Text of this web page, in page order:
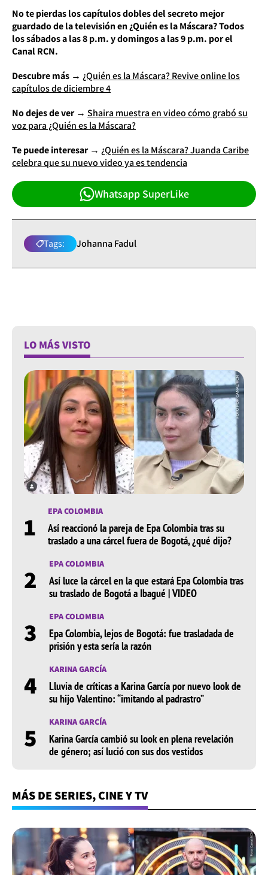
No te pierdas los capítulos dobles del secreto mejor
guardado de la televisión en¿Quién es la Máscara?Todos
los sábados a las 8 p.m. y domingos a las 9 p.m. por el
Canal RCN.
Descubre más → ¿Quién es la Máscara? Revive online los
capítulos de diciembre 4
No dejes de ver → Shaira muestra en video cómo grabó su
voz para ¿Quién es la Máscara?
Te puede interesar → ¿Quién es la Máscara? Juanda Caribe
celebra que su nuevo video ya es tendencia
Whatsapp SuperLike
Tags: Johanna Fadul
LO MÁS VISTO
1 EPA COLOMBIA
Así reaccionó la pareja de Epa Colombia tras su
traslado a una cárcel fuera de Bogotá, ¿qué dijo?
2 EPA COLOMBIA
Así luce la cárcel en la que estará Epa Colombia tras
su traslado de Bogotá a Ibagué | VIDEO
3 EPA COLOMBIA
Epa Colombia, lejos de Bogotá: fue trasladada de
prisión y esta sería la razón
4 KARINA GARCÍA
Lluvia de críticas a Karina García por nuevo look de
su hijo Valentino: “imitando al padrastro”
5 KARINA GARCÍA
Karina García cambió su look en plena revelación
de género; así lució con sus dos vestidos
MÁS DE SERIES, CINE Y TV